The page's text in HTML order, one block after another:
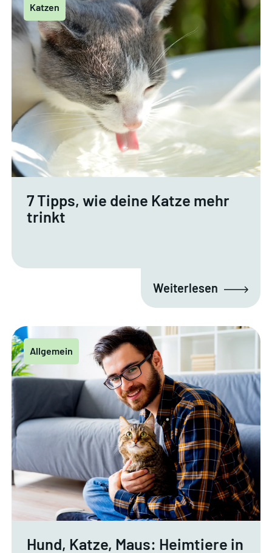
Katzen
7 Tipps, wie deine Katze mehr
trinkt
Weiterlesen
Allgemein
Hund, Katze, Maus: Heimtiere in